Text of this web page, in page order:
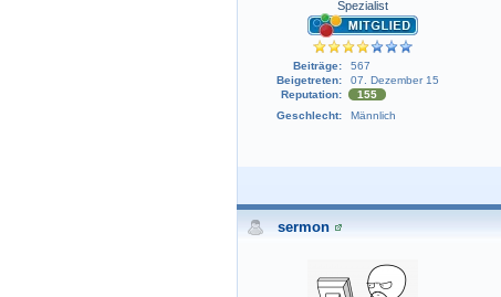
Spezialist
Beiträge:
567
Beigetreten:
07. Dezember 15
Reputation:
155
Geschlecht:
Männlich
sermon